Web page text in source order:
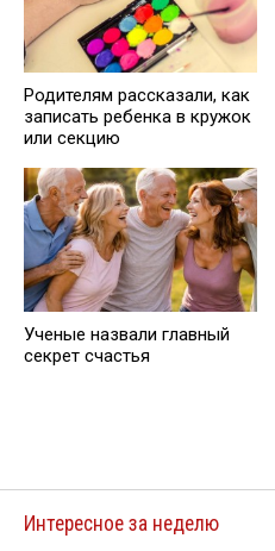
Родителям рассказали, как
записать ребенка в кружок
или секцию
Ученые назвали главный
секрет счастья
Интересное за неделю